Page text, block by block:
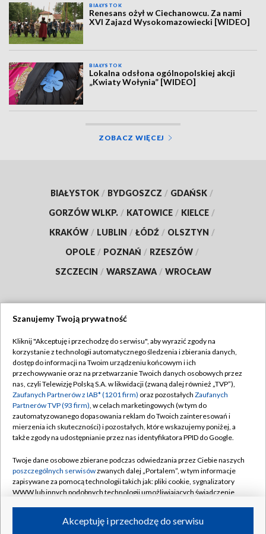
BIAŁYSTOK
Renesans ożył w Ciechanowcu. Za nami
XVI Zajazd Wysokomazowiecki [WIDEO]
BIAŁYSTOK
Lokalna odsłona ogólnopolskiej akcji
„Kwiaty Wołynia” [WIDEO]
ZOBACZ WIĘCEJ
BIAŁYSTOK / BYDGOSZCZ / GDAŃSK /
GORZÓW WLKP. / KATOWICE / KIELCE /
KRAKÓW / LUBLIN / ŁÓDŹ / OLSZTYN /
OPOLE / POZNAŃ / RZESZÓW /
SZCZECIN / WARSZAWA / WROCŁAW
TVP
Abonament TVP
Emisja w TVP
Centrum informacji TVP
Naziemna Telewizja Cyfrowa
Rada Programowa
System NOS
Informacje o nadawcy
Program dla prasy
Regulamin TVP
Polityka prywatności
Moje zgody
Pomoc
Kontakt
Kanały
Szanujemy Twoją prywatność
Kliknij "Akceptuję i przechodzę do serwisu", aby wyrazić zgody na
korzystanie z technologii automatycznego śledzenia i zbierania danych,
dostęp do informacji na Twoim urządzeniu końcowym i ich
przechowywanie oraz na przetwarzanie Twoich danych osobowych przez
nas, czyli Telewizję Polską S.A. w likwidacji (zwaną dalej również „TVP”),
Zaufanych Partnerów z IAB* (1201 firm) oraz pozostałych Zaufanych
Partnerów TVP (93 firm), w celach marketingowych (w tym do
zautomatyzowanego dopasowania reklam do Twoich zainteresowań i
mierzenia ich skuteczności) i pozostałych, które wskazujemy poniżej, a
także zgody na udostępnianie przez nas identyfikatora PPID do Google.
Twoje dane osobowe zbierane podczas odwiedzania przez Ciebie naszych
poszczególnych serwisówzwanych dalej „Portalem”, w tym informacje
zapisywane za pomocą technologii takich jak: pliki cookie, sygnalizatory
WWW lub innych podobnych technologii umożliwiających świadczenie
ruchu w Internecie.Akceptuję i przechodzę do serwisu